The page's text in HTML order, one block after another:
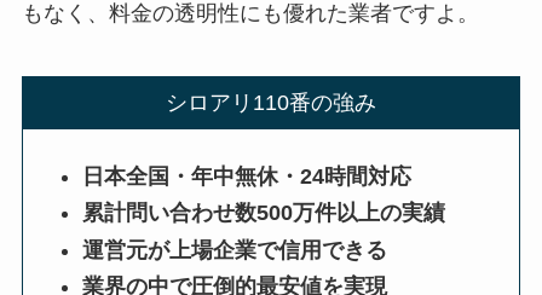
もなく、料金の透明性にも優れた業者ですよ。
シロアリ110番の強み
日本全国・年中無休・24時間対応
累計問い合わせ数500万件以上の実績
運営元が上場企業で信用できる
業界の中で圧倒的最安値を実現